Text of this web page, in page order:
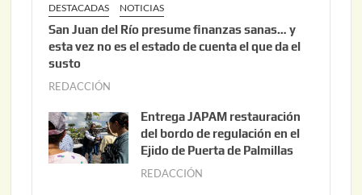
DESTACADAS NOTICIAS
San Juan del Río presume finanzas sanas… y
esta vez no es el estado de cuenta el que da el
susto
REDACCIÓN
o
s
t
Entrega JAPAM restauración
del bordo de regulación en el
Ejido de Puerta de Palmillas
REDACCIÓN